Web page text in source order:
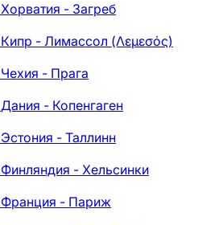
Хорватия - Загреб
Кипр - Лимассол (Λεμεσός)
Чехия - Прага
Дания - Копенгаген
Эстония - Таллинн
Финляндия - Хельсинки
Франция - Париж